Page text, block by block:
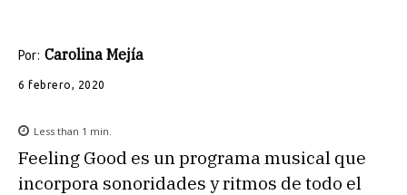
Por: Carolina Mejía
6 febrero, 2020
Less than 1 min.
Feeling Good es un programa musical que
incorpora sonoridades y ritmos de todo el